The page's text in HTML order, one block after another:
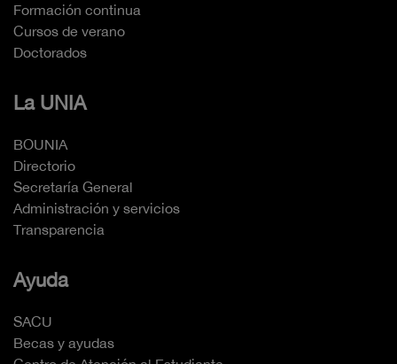
Formación continua
Cursos de verano
Doctorados
La UNIA
BOUNIA
Directorio
Secretaría General
Administración y servicios
Transparencia
Ayuda
SACU
Becas y ayudas